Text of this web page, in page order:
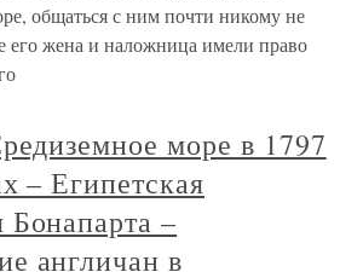
общаться с ним почти никому не
его жена и наложница имели право
море в 1797
– Египетская
Бонапарта –
англичан в